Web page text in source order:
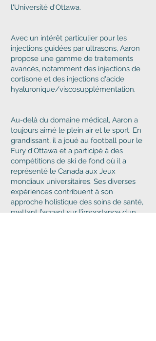
l'Université d'Ottawa.
Avec un intérêt particulier pour les
injections guidées par ultrasons, Aaron
propose une gamme de traitements
avancés, notamment des injections de
cortisone et des injections d'acide
hyaluronique/viscosupplémentation.
Au-delà du domaine médical, Aaron a
toujours aimé le plein air et le sport. En
grandissant, il a joué au football pour le
Fury d'Ottawa et a participé à des
compétitions de ski de fond où il a
représenté le Canada aux Jeux
mondiaux universitaires. Ses diverses
expériences contribuent à son
approche holistique des soins de santé,
mettant l’accent sur l’importance d’un